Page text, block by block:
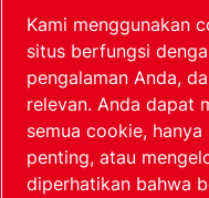
Peta situsKelola
Kami menggunakan
situs berfungsi
pengalaman Anda,
relevan. Anda dapat
semua cookie,
penting, atau
diperhatikan bahwa